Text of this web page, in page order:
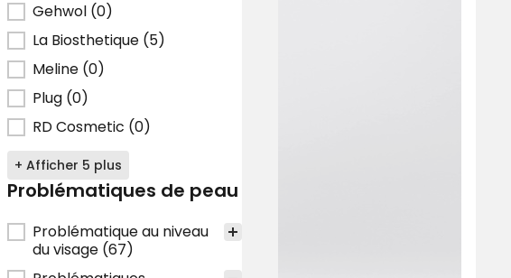
Gehwol (0)
La Biosthetique (5)
Meline (0)
Plug (0)
RD Cosmetic (0)
+ Afficher 5 plus
Problématiques de peau
Problématiques de peau
Problématique au niveau
du visage (67)